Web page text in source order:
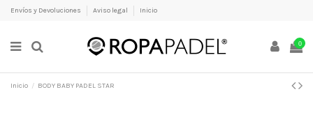
Envíos y Devoluciones Aviso legal Inicio
0
Inicio BODY BABY PADEL STAR